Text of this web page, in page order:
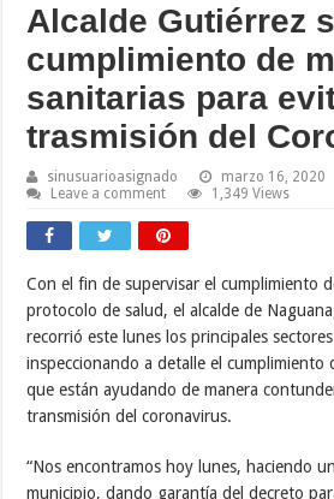
Alcalde Gutiérrez
cumplimiento de
sanitarias para
trasmisión del
sinusuarioasignado marzo 16, 2020
Leave a comment
1,349 Views
Con el fin de supervisar el cumplimiento
protocolo de salud, el alcalde de
recorrió este lunes los principales
inspeccionando a detalle el cumplimiento
que están ayudando de manera
transmisión del coronavirus.
“Nos encontramos hoy lunes, haciendo
municipio, dando garantía del decreto